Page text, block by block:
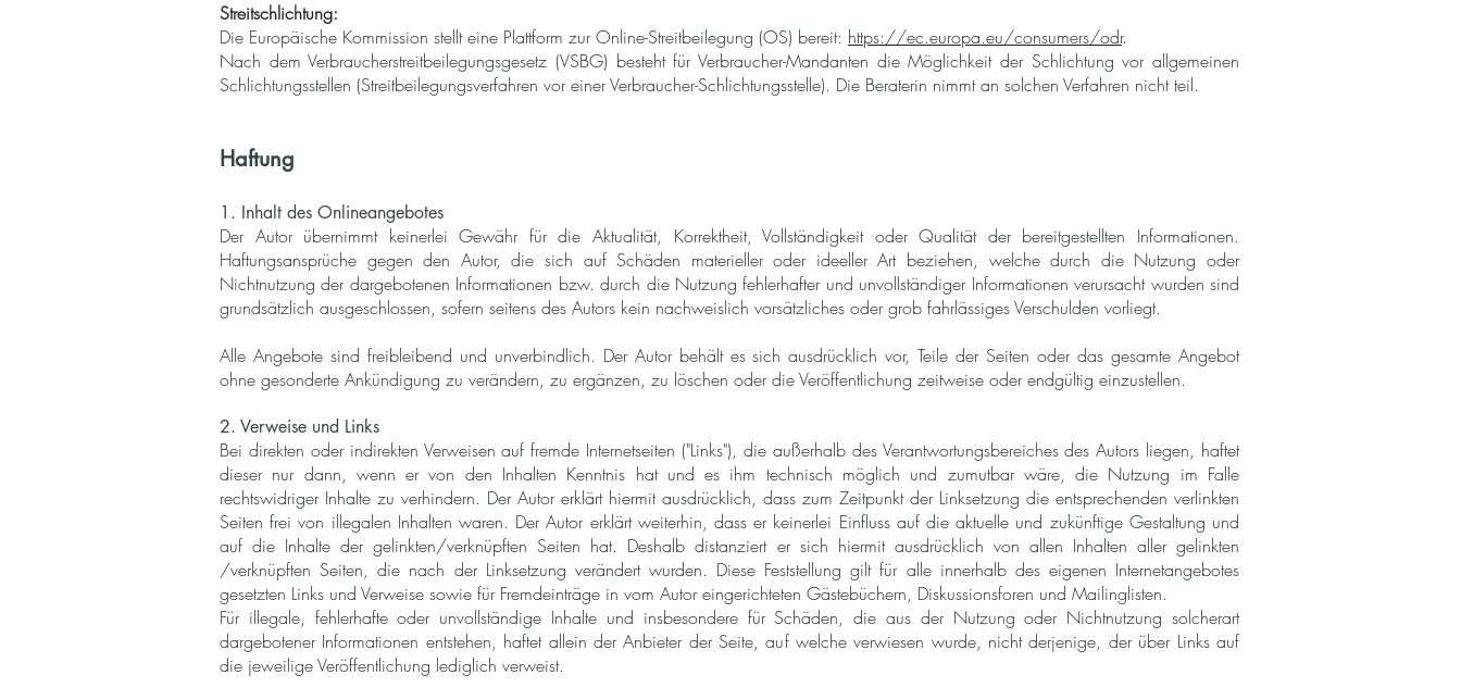
Streitschlichtung:
Die Europäische Kommission stellt eine Plattform zur Online-Streitbeilegung (OS) bereit: https://ec.europa.eu/consumers/odr.
Nach dem Verbraucherstreitbeilegungsgesetz (VSBG) besteht für Verbraucher-Mandanten die Möglichkeit der Schlichtung vor allgemeinen
Schlichtungsstellen (Streitbeilegungsverfahren vor einer Verbraucher-Schlichtungsstelle). Die Beraterin nimmt an solchen Verfahren nicht teil.
Haftung
1. Inhalt des Onlineangebotes
Der Autor übernimmt keinerlei Gewähr für die Aktualität, Korrektheit, Vollständigkeit oder Qualität der bereitgestellten Informationen.
Haftungsansprüche gegen den Autor, die sich auf Schäden materieller oder ideeller Art beziehen, welche durch die Nutzung oder
Nichtnutzung der dargebotenen Informationen bzw. durch die Nutzung fehlerhafter und unvollständiger Informationen verursacht wurden sind
grundsätzlich ausgeschlossen, sofern seitens des Autors kein nachweislich vorsätzliches oder grob fahrlässiges Verschulden vorliegt.
Alle Angebote sind freibleibend und unverbindlich. Der Autor behält es sich ausdrücklich vor, Teile der Seiten oder das gesamte Angebot
ohne gesonderte Ankündigung zu verändern, zu ergänzen, zu löschen oder die Veröffentlichung zeitweise oder endgültig einzustellen.
2. Verweise und Links
Bei direkten oder indirekten Verweisen auf fremde Internetseiten ("Links"), die außerhalb des Verantwortungsbereiches des Autors liegen, haftet
dieser nur dann, wenn er von den Inhalten Kenntnis hat und es ihm technisch möglich und zumutbar wäre, die Nutzung im Falle
rechtswidriger Inhalte zu verhindern. Der Autor erklärt hiermit ausdrücklich, dass zum Zeitpunkt der Linksetzung die entsprechenden verlinkten
Seiten frei von illegalen Inhalten waren. Der Autor erklärt weiterhin, dass er keinerlei Einfluss auf die aktuelle und zukünftige Gestaltung und
auf die Inhalte der gelinkten/verknüpften Seiten hat. Deshalb distanziert er sich hiermit ausdrücklich von allen Inhalten aller gelinkten
/verknüpften Seiten, die nach der Linksetzung verändert wurden. Diese Feststellung gilt für alle innerhalb des eigenen Internetangebotes
gesetzten Links und Verweise sowie für Fremdeinträge in vom Autor eingerichteten Gästebüchern, Diskussionsforen und Mailinglisten.
Für illegale, fehlerhafte oder unvollständige Inhalte und insbesondere für Schäden, die aus der Nutzung oder Nichtnutzung solcherart
dargebotener Informationen entstehen, haftet allein der Anbieter der Seite, auf welche verwiesen wurde, nicht derjenige, der über Links auf
die jeweilige Veröffentlichung lediglich verweist.